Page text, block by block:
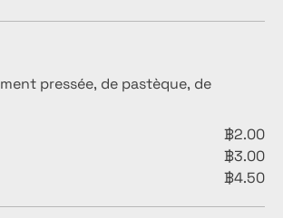
pressée, de pastèque, de
฿2.00
฿3.00
฿4.50